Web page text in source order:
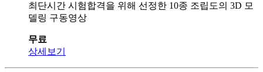
최단시간 시험합격을 위해 선정한 10종 조립도의 3D 모
델링 구동영상
무료
상세보기